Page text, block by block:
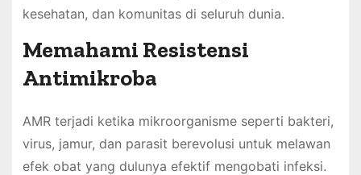
kesehatan, dan komunitas di seluruh dunia.
Memahami Resistensi
Antimikroba
AMR terjadi ketika mikroorganisme seperti bakteri,
virus, jamur, dan parasit berevolusi untuk melawan
efek obat yang dulunya efektif mengobati infeksi.